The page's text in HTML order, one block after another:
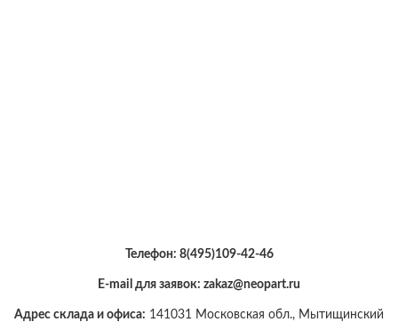
Телефон: 8(495)109-42-46
E-mail для заявок: zakaz@neopart.ru
Адрес склада и офиса: 141031 Московская обл., Мытищинский